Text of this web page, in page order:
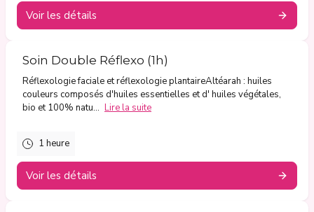
Voir les détails
Soin Double Réflexo (1h)
Réflexologie faciale et réflexologie plantaireAltéarah : huiles
couleurs composés d'huiles essentielles et d' huiles végétales,
bio et 100% natu... Lire la suite
1 heure
Voir les détails